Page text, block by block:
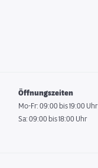
Öffnungszeiten
Mo-Fr: 09:00 bis 19:00 Uhr
Sa: 09:00 bis 18:00 Uhr